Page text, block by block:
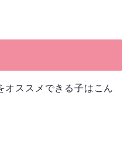
オススメできる子はこん